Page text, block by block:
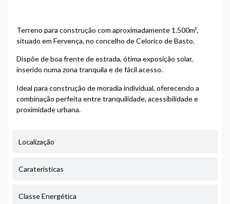
Terreno para construção com aproximadamente 1.500m²,
situado em Fervença, no concelho deCelorico de Basto.
Dispõe de boa frente de estrada, ótima exposição solar,
inserido numa zona tranquila e de fácil acesso.
Ideal para construção de moradia individual, oferecendo a
combinação perfeita entre tranquilidade, acessibilidade e
proximidade urbana.
Localização
Caraterísticas
Classe Energética